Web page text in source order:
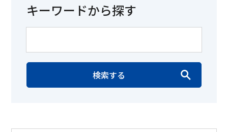
キーワードから探す
検索する